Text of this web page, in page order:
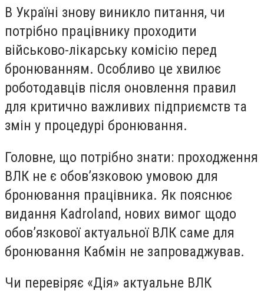
В Україні знову виникло питання, чи
потрібно працівнику проходити
військово-лікарську комісію перед
бронюванням. Особливо це хвилює
роботодавців після оновлення правил
для критично важливих підприємств та
змін у процедурі бронювання.
Головне, що потрібно знати: проходження
ВЛК не є обов’язковою умовою для
бронювання працівника. Як пояснює
видання Kadroland, нових вимог щодо
обов’язкової актуальної ВЛК саме для
бронювання Кабмін не запроваджував.
Чи перевіряє «Дія» актуальне ВЛК